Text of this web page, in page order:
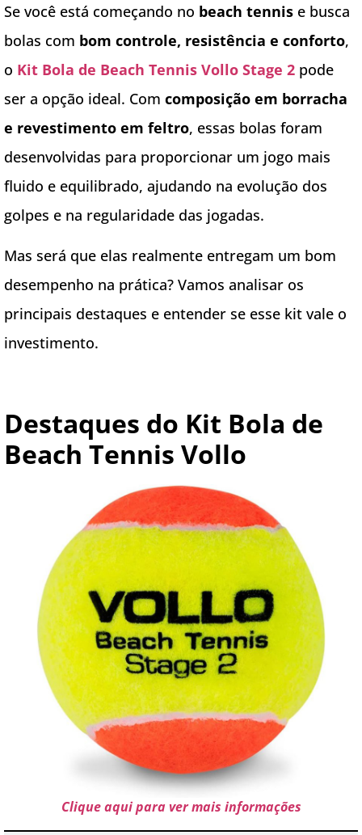
Se você está começando no beach tennis e busca
bolas com bom controle, resistência e conforto,
o Kit Bola de Beach Tennis Vollo Stage 2 pode
ser a opção ideal. Com composição em borracha
e revestimento em feltro, essas bolas foram
desenvolvidas para proporcionar um jogo mais
fluido e equilibrado, ajudando na evolução dos
golpes e na regularidade das jogadas.
Mas será que elas realmente entregam um bom
desempenho na prática? Vamos analisar os
principais destaques e entender se esse kit vale o
investimento.
Destaques do Kit Bola de
Beach Tennis Vollo
Clique aqui para ver mais informações